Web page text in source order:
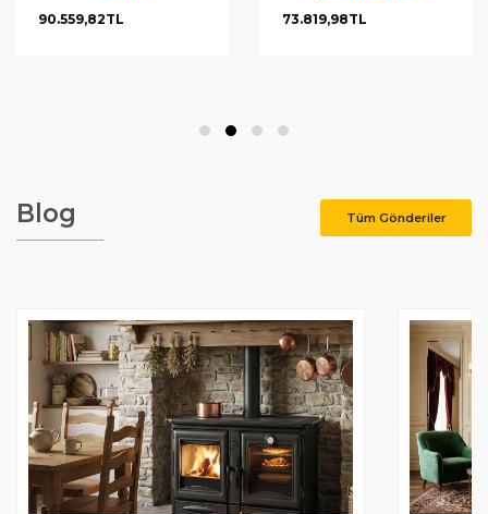
73.819,98TL 168.770,58TL
Blog Tüm Gönderiler